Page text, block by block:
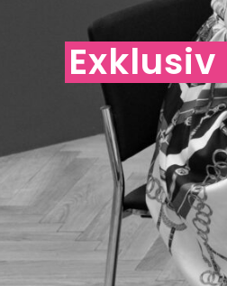
Exklusiv